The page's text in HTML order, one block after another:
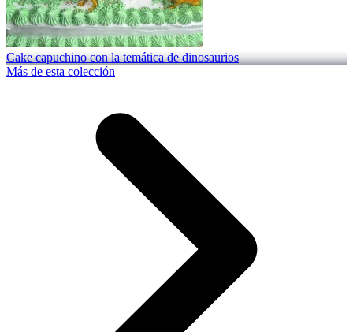
Cake capuchino con la temática de dinosaurios
Más de esta colección